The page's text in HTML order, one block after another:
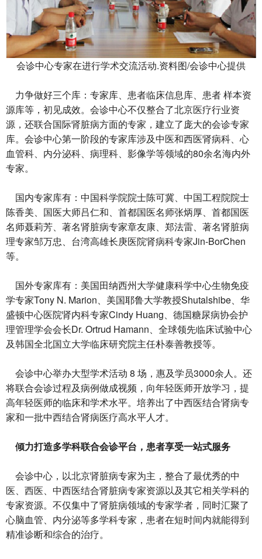
会诊中心专家在进行学术交流活动.资料图/会诊中心提供
力争做好三个库：专家库、患者临床信息库、患者 样本资
源库等，初见成效。会诊中心不仅整合了北京医疗行业资
源，还联合国际肾脏病方面的专家，建立了庞大的会诊专家
库。会诊中心第一阶段的专家库涉及中医和西医肾病科、心
血管科、内分泌科、病理科、影像学等领域的80余名海内外
专家。
国内专家库有：中国科学院院士陈可冀、中国工程院院士
陈香美、国医大师吕仁和、首都国医名师张炳厚、首都国医
名师聂莉芳、著名肾脏病专家章友康、郑法雷、著名肾脏病
理专家邹万忠、台湾高雄长庚医院肾病科专家Jin-BorChen
等。
国外专家库有：美国田纳西州大学健康科学中心生物免疫
学专家Tony N. Marion、美国耶鲁大学教授Shutalshibe、华
盛顿中心医院肾内科专家Cindy Huang、德国糖尿病协会护
理管理学会会长Dr. Ortrud Hamann、全球领先临床试验中心
及韩国全北国立大学临床研究院主任朴泰善教授等。
会诊中心举办大型学术活动 8 场，惠及学员3000余人。还
将联合会诊过程及病例做成视频，向年轻医师开放学习，提
高年轻医师的临床和学术水平。培养出了中西医结合肾病专
家和一批中西结合肾病医疗高水平人才。
倾力打造多学科联合会诊平台，患者享受一站式服务
会诊中心，以北京肾脏病专家为主，整合了最优秀的中
医、西医、中西医结合肾脏病专家资源以及其它相关学科的
专家资源。不仅集中了肾脏病领域的专家学者，同时汇聚了
心脑血管、内分泌等多学科专家，患者在短时间内就能得到
精准诊断和综合的治疗。